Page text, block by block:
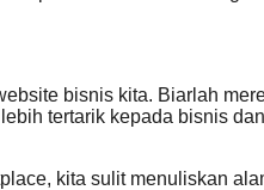
bisnis kita. Biarlah
tertarik kepada bisnis
kita sulit menuliskan